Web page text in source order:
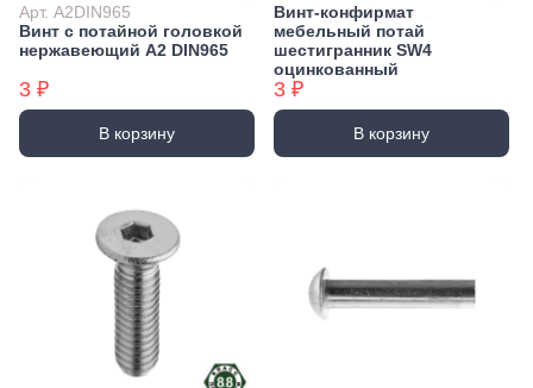
Арт. А2DIN965
Винт с потайной головкой
нержавеющий А2 DIN965
3 ₽
В корзину
Винт-конфирмат
мебельный потай
шестигранник SW4
оцинкованный
3 ₽
В корзину